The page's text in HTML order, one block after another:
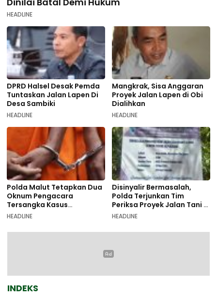
HEADLINE
DPRD Halsel Desak Pemda
Tuntaskan Jalan Lapen Di
Desa Sambiki
HEADLINE
Mangkrak, Sisa Anggaran
Proyek Jalan Lapen di Obi
Dialihkan
HEADLINE
Polda Malut Tetapkan Dua
Oknum Pengacara
Tersangka Kasus
Pemalsuan Dokumen
HEADLINE
Disinyalir Bermasalah,
Polda Terjunkan Tim
Periksa Proyek Jalan Tani di
Galala
HEADLINE
INDEKS